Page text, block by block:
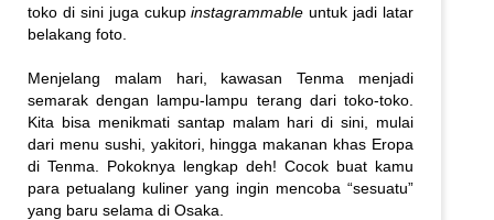
toko di sini juga cukupinstagrammable untuk jadi latar
belakang foto.
Menjelang malam hari, kawasan Tenma menjadi
semarak dengan lampu-lampu terang dari toko-toko.
Kita bisa menikmati santap malam hari di sini, mulai
dari menu sushi, yakitori, hingga makanan khas Eropa
di Tenma. Pokoknya lengkap deh! Cocok buat kamu
para petualang kuliner yang ingin mencoba “sesuatu”
yang baru selama di Osaka.